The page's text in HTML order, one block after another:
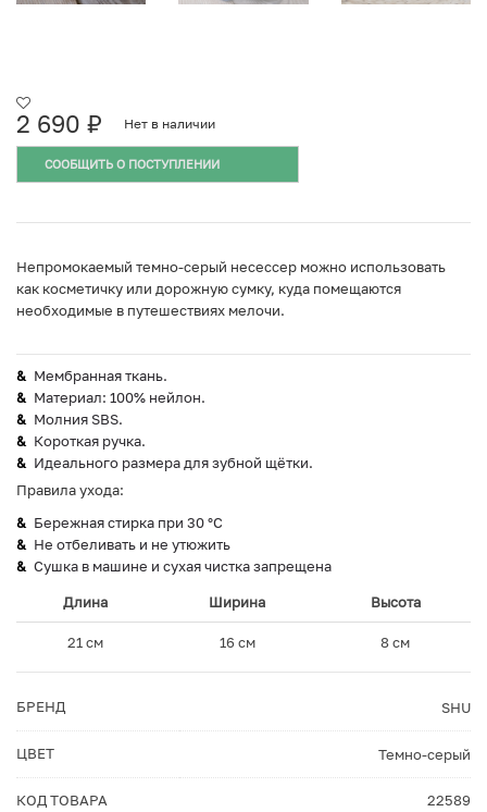
2 690 ₽ Нет в наличии
СООБЩИТЬ О ПОСТУПЛЕНИИ
Непромокаемый темно-серый несессер можно использовать
как косметичку или дорожную сумку, куда помещаются
необходимые в путешествиях мелочи.
Мембранная ткань.
Материал: 100% нейлон.
Молния SBS.
Короткая ручка.
Идеального размера для зубной щётки.
Правила ухода:
Бережная стирка при 30 °C
Не отбеливать и не утюжить
Сушка в машине и сухая чистка запрещена
Длина Ширина Высота
21 см 16 см 8 см
БРЕНД SHU
ЦВЕТ Темно-серый
КОД ТОВАРА 22589